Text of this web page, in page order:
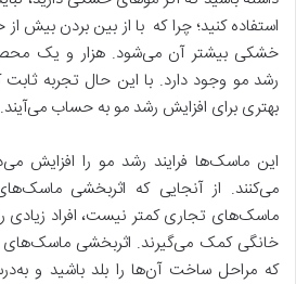
استفاده کنید؛ چرا که با از بین بردن بیش
خشکی بیشتر آن می‌شود. هزار و یک
رشد مو وجود دارد. با این حال تجربه
بهتری برای افزایش رشد مو به حساب می‌آیند.
این ماسک‌ها فرایند رشد مو را افزایش
می‌کنند. از آنجایی که اثربخشی
ماسک‌های تجاری کمتر نیست، افراد زیادی
خانگی کمک می‌گیرند. اثربخشی‌
که مراحل ساخت آن‌ها را بلد باشید و